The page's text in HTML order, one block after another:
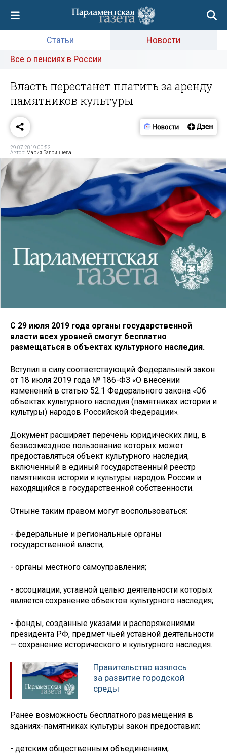
Статьи
Новости
Все о пенсиях в России
Власть перестанет платить за аренду
памятников культуры
29.07.2019 00:52
Автор: Мария Багринцева
С 29 июля 2019 года органы государственной
власти всех уровней смогут бесплатно
размещаться в объектах культурного наследия.
Вступил в силу соответствующий Федеральный закон
от 18 июля 2019 года № 186-ФЗ «О внесении
изменений в статью 52.1 Федерального закона «Об
объектах культурного наследия (памятниках истории и
культуры) народов Российской Федерации».
Документ расширяет перечень юридических лиц, в
безвозмездное пользование которых может
предоставляться объект культурного наследия,
включенный в единый государственный реестр
памятников истории и культуры народов России и
находящийся в государственной собственности.
Отныне таким правом могут воспользоваться:
- федеральные и региональные органы
государственной власти;
- органы местного самоуправления;
- ассоциации, уставной целью деятельности которых
является сохранение объектов культурного наследия;
- фонды, созданные указами и распоряжениями
президента РФ, предмет чьей уставной деятельности
— сохранение исторического и культурного наследия.
Правительство взялось
за развитие городской
среды
Ранее возможность бесплатного размещения в
зданиях-памятниках культуры закон предоставил:
- детским общественным объединениям;